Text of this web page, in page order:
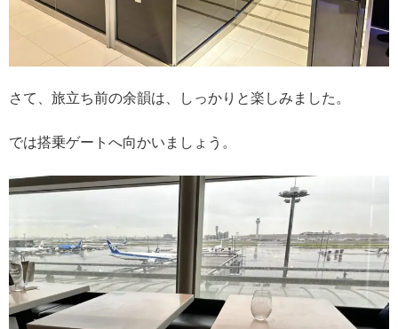
さて、旅立ち前の余韻は、しっかりと楽しみました。
では搭乗ゲートへ向かいましょう。